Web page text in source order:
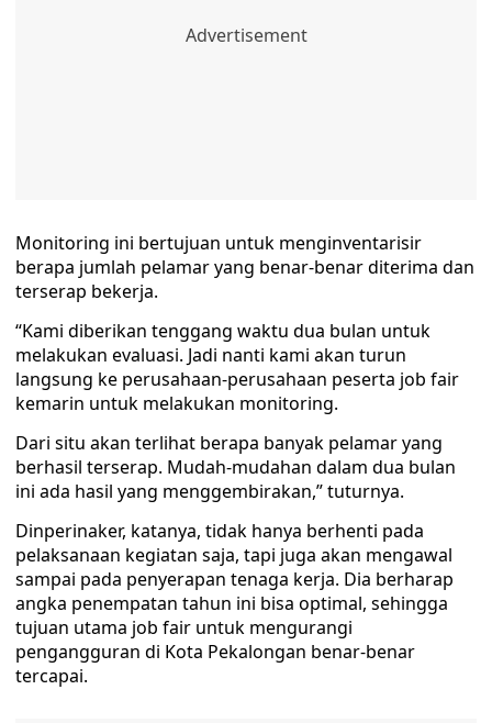
Monitoring ini bertujuan untuk menginventarisir
berapa jumlah pelamar yang benar-benar diterima dan
terserap bekerja.
“Kami diberikan tenggang waktu dua bulan untuk
melakukan evaluasi. Jadi nanti kami akan turun
langsung ke perusahaan-perusahaan peserta job fair
kemarin untuk melakukan monitoring.
Dari situ akan terlihat berapa banyak pelamar yang
berhasil terserap. Mudah-mudahan dalam dua bulan
ini ada hasil yang menggembirakan,” tuturnya.
Dinperinaker, katanya, tidak hanya berhenti pada
pelaksanaan kegiatan saja, tapi juga akan mengawal
sampai pada penyerapan tenaga kerja. Dia berharap
angka penempatan tahun ini bisa optimal, sehingga
tujuan utama job fair untuk mengurangi
pengangguran di Kota Pekalongan benar-benar
tercapai.